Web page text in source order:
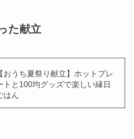
た献立
【おうち夏祭り献立】ホットプレ
トと100均グッズで楽しい縁日
はん